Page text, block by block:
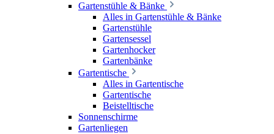
Gartenstühle & Bänke
Alles in Gartenstühle & Bänke
Gartenstühle
Gartensessel
Gartenhocker
Gartenbänke
Gartentische
Alles in Gartentische
Gartentische
Beistelltische
Sonnenschirme
Gartenliegen